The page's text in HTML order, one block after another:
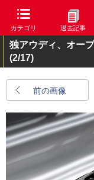
カテゴリ 過去記事
独アウディ、オー
(2/17)
前の画像